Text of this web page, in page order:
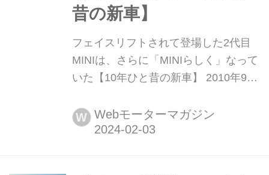
昔の新車】
フェイスリフトされて登場した2代目
MINIは、さらに「MINIらしく」なって
いた【10年ひと昔の新車】 2010年9
トが発表され、新しい顔が与えられた
MINI、MINIクラブマン、MINIコンバー
W Webモーターマガジン